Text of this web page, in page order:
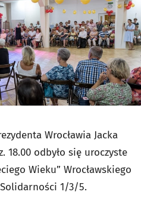
Wrocławia Jacka
18.00 odbyło się uroczyste
Wieku” Wrocławskiego
1/3/5.